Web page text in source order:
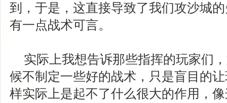
到，于是，这直接导致了我们攻沙城
有一点战术可言。
实际上我想告诉那些指挥的玩家们
候不制定一些好的战术，只是盲目的
样实际上是起不了什么很大的作用，